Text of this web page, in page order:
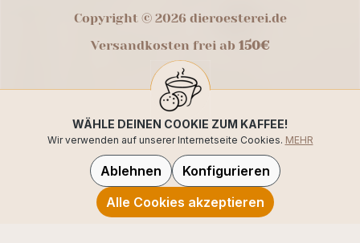
Copyright © 2026 dieroesterei.de
Versandkosten frei ab 150€
WÄHLE DEINEN COOKIE ZUM KAFFEE!
Wir verwenden auf unserer Internetseite Cookies. MEHR
Ablehnen
Konfigurieren
Alle Cookies akzeptieren